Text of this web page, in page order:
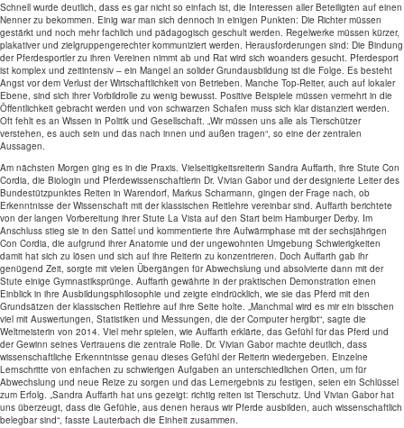
Schnell wurde deutlich, dass es gar nicht so einfach ist, die Interessen aller Beteiligten auf einen
Nenner zu bekommen. Einig war man sich dennoch in einigen Punkten: Die Richter müssen
gestärkt und noch mehr fachlich und pädagogisch geschult werden. Regelwerke müssen kürzer,
plakativer und zielgruppengerechter kommuniziert werden. Herausforderungen sind: Die Bindung
der Pferdesportler zu ihren Vereinen nimmt ab und Rat wird sich woanders gesucht. Pferdesport
ist komplex und zeitintensiv – ein Mangel an solider Grundausbildung ist die Folge. Es besteht
Angst vor dem Verlust der Wirtschaftlichkeit von Betrieben. Manche Top-Reiter, auch auf lokaler
Ebene, sind sich ihrer Vorbildrolle zu wenig bewusst. Positive Beispiele müssen vermehrt in die
Öffentlichkeit gebracht werden und von schwarzen Schafen muss sich klar distanziert werden.
Oft fehlt es an Wissen in Politik und Gesellschaft. „Wir müssen uns alle als Tierschützer
verstehen, es auch sein und das nach innen und außen tragen“, so eine der zentralen
Aussagen.
Am nächsten Morgen ging es in die Praxis. Vielseitigkeitsreiterin Sandra Auffarth, ihre Stute Con
Cordia, die Biologin und Pferdewissenschaftlerin Dr. Vivian Gabor und der designierte Leiter des
Bundestützpunktes Reiten in Warendorf, Markus Scharmann, gingen der Frage nach, ob
Erkenntnisse der Wissenschaft mit der klassischen Reitlehre vereinbar sind. Auffarth berichtete
von der langen Vorbereitung ihrer Stute La Vista auf den Start beim Hamburger Derby. Im
Anschluss stieg sie in den Sattel und kommentierte ihre Aufwärmphase mit der sechsjährigen
Con Cordia, die aufgrund ihrer Anatomie und der ungewohnten Umgebung Schwierigkeiten
damit hat sich zu lösen und sich auf ihre Reiterin zu konzentrieren. Doch Auffarth gab ihr
genügend Zeit, sorgte mit vielen Übergängen für Abwechslung und absolvierte dann mit der
Stute einige Gymnastiksprünge. Auffarth gewährte in der praktischen Demonstration einen
Einblick in ihre Ausbildungsphilosophie und zeigte eindrücklich, wie sie das Pferd mit den
Grundsätzen der klassischen Reitlehre auf ihre Seite holte. „Manchmal wird es mir ein bisschen
viel mit Auswertungen, Statistiken und Messungen, die der Computer hergibt“, sagte die
Weltmeisterin von 2014. Viel mehr spielen, wie Auffarth erklärte, das Gefühl für das Pferd und
der Gewinn seines Vertrauens die zentrale Rolle. Dr. Vivian Gabor machte deutlich, dass
wissenschaftliche Erkenntnisse genau dieses Gefühl der Reiterin wiedergeben. Einzelne
Lernschritte von einfachen zu schwierigen Aufgaben an unterschiedlichen Orten, um für
Abwechslung und neue Reize zu sorgen und das Lernergebnis zu festigen, seien ein Schlüssel
zum Erfolg. „Sandra Auffarth hat uns gezeigt: richtig reiten ist Tierschutz. Und Vivian Gabor hat
uns überzeugt, dass die Gefühle, aus denen heraus wir Pferde ausbilden, auch wissenschaftlich
belegbar sind“, fasste Lauterbach die Einheit zusammen.